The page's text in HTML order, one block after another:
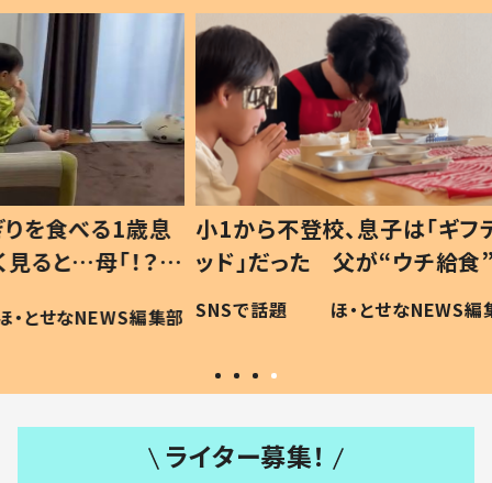
歳息
？」
編集部
小1から不登校、息子は「ギフテ
ッド」だった 父が“ウチ給食”を
作り続ける理由とは #令和の親
#令和の子
SNSで話題 ほ・とせなNEWS編集部
ひ孫
が、抱
「涙
い」
ライター募集！